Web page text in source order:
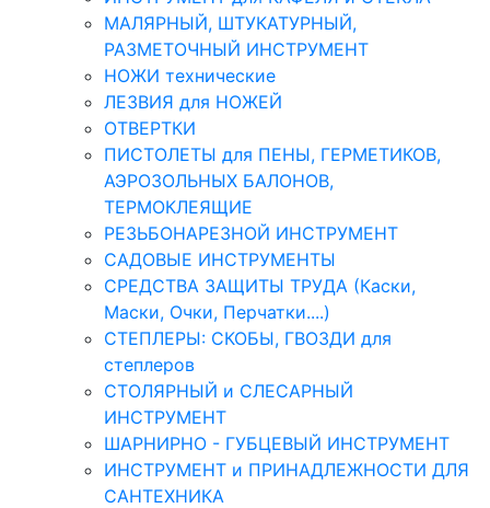
МАЛЯРНЫЙ, ШТУКАТУРНЫЙ,
РАЗМЕТОЧНЫЙ ИНСТРУМЕНТ
НОЖИ технические
ЛЕЗВИЯ для НОЖЕЙ
ОТВЕРТКИ
ПИСТОЛЕТЫ для ПЕНЫ, ГЕРМЕТИКОВ,
АЭРОЗОЛЬНЫХ БАЛОНОВ,
ТЕРМОКЛЕЯЩИЕ
РЕЗЬБОНАРЕЗНОЙ ИНСТРУМЕНТ
САДОВЫЕ ИНСТРУМЕНТЫ
СРЕДСТВА ЗАЩИТЫ ТРУДА (Каски,
Маски, Очки, Перчатки....)
СТЕПЛЕРЫ: СКОБЫ, ГВОЗДИ для
степлеров
СТОЛЯРНЫЙ и СЛЕСАРНЫЙ
ИНСТРУМЕНТ
ШАРНИРНО - ГУБЦЕВЫЙ ИНСТРУМЕНТ
ИНСТРУМЕНТ и ПРИНАДЛЕЖНОСТИ ДЛЯ
САНТЕХНИКА